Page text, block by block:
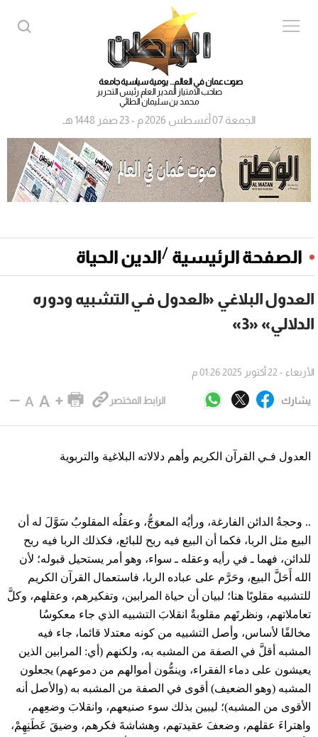
صوت عمان في العالم... يومية سياسية جامعة
صاحب الامتياز المدير العام رئيس التحرير
محمد بن سليمان الطائي
الجمعة 07 أغسطس 2026 م - 23 صفر 1448 هـ
الصفحة الرئيسية /الدين الحياة
العدول البلاغي «العدول فـي التشبيه ودوره
الدلالي» «3»
يشارك الرابط المختصر
الأربعاء - 22 أكتوبر 2025 01:26 م
العدول فـي القرآن الكريم وأهم دلالاته البلاغية والتربوية
.. وحجةُ الدائن الفارغة، ورأيُه المعوَجُّ، وعقلُه المقلوبُ سَوَّلَ له أن
البيع مثل الربا، فكما أن البيع فيه ربح للبائع، فكذلك الربا فيه ربح
للدائن، فهما ـ في رأيه وعقله ـ سواء، وهو أمر يستحيل قبوله؛ لأن
الله أَحَلَّ البيع، وحَرَّم على عباده الربا، فاستعمال القرآن الكريم
للتشبيه مقلوبًا هنا؛ لبيان أن حياة المرابين، وتفكيرهم، وعقلهم، وكلَّ
تعاملاتهم، ونظرتَهم مقلوبةٌ انقلابَ التشبيه الذي جاء معكوسُا
مخالفًا لأساس، وأصل التشبيه من كونه معتدلا قائما، جاء فيه
المشبه أقلَّ في الصفة من المشبه به، ولكنهم (أي: المرابين الذين
يعيشون على دماء الفقراء، وينمُّون أموالهم من دموعهم) يجعلون
المشبه (وهو الضعيف) أقوى في الصفة من المشبه به (والأصل أنه
الأقوى من المشبه)؛ ليبين بذلك سوء صنيعهم، وانقلابَ وضعِهم،
واهتراءَ عقلهم، وضعفَ عقيدتهم، وهشاشةَ فكرهم، وضيقَ عَطَنِهِمْ،